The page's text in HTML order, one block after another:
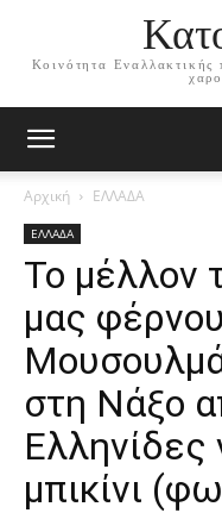
Κοινότητα Εναλλακτικής
Αρχική ΕΛΛΑΔΑ
ΕΛΛΑΔΑ
Το μέλλον
μας
στη Νάξο
μπικίνι